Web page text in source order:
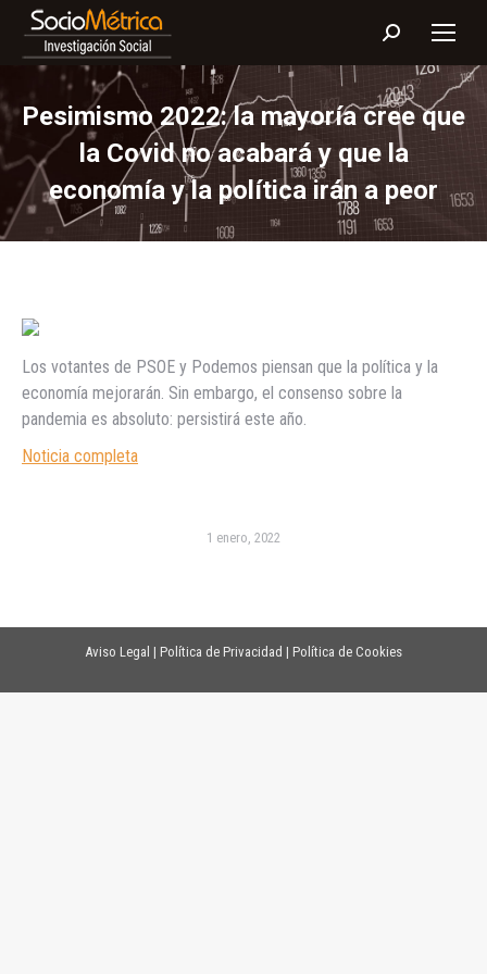
Buscar:
Pesimismo 2022: la mayoría cree que
la Covid no acabará y que la
economía y la política irán a peor
Los votantes de PSOE y Podemos piensan que la política y la
economía mejorarán. Sin embargo, el consenso sobre la
pandemia es absoluto: persistirá este año.
Noticia completa
1 enero, 2022
Aviso Legal | Política de Privacidad | Política de Cookies